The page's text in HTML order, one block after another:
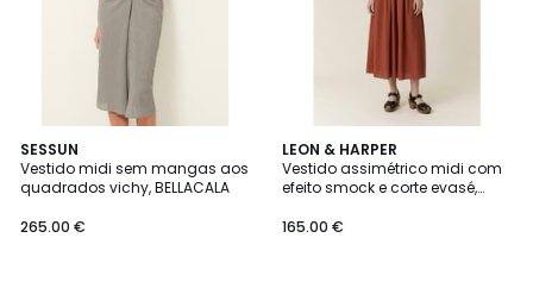
SESSUN
Vestido midi sem mangas aos
quadrados vichy, BELLACALA
265.00 €
LEON & HARPER
Vestido assimétrico midi com
efeito smock e corte evasé,
165.00 €